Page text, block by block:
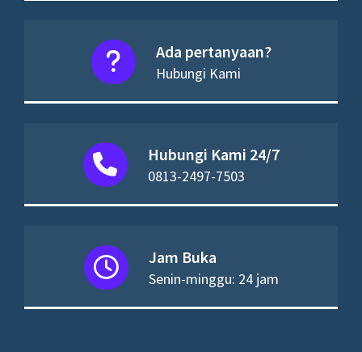
Ada pertanyaan?
Hubungi Kami
Hubungi Kami 24/7
0813-2497-7503
Jam Buka
Senin-minggu: 24 jam